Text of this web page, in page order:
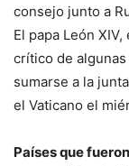
consejo junto a
El papa León
crítico de
sumarse a la
el Vaticano el
Países que